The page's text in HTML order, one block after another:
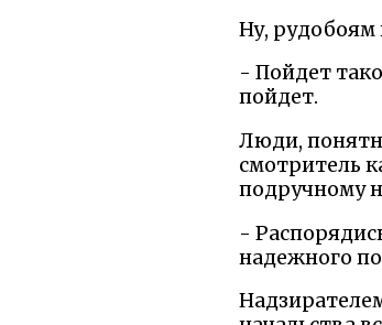
Ну, рудобоям
- Пойдет
пойдет.
Люди,
смотритель
подручному
-
надежного